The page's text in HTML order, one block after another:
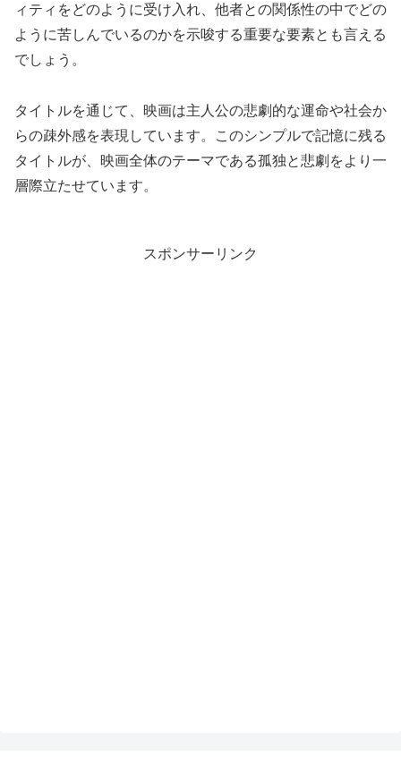
ィティをどのように受け入れ、他者との関係性の中でどの
ように苦しんでいるのかを示唆する重要な要素とも言える
でしょう。
タイトルを通じて、映画は主人公の悲劇的な運命や社会か
らの疎外感を表現しています。このシンプルで記憶に残る
タイトルが、映画全体のテーマである孤独と悲劇をより一
層際立たせています。
スポンサーリンク